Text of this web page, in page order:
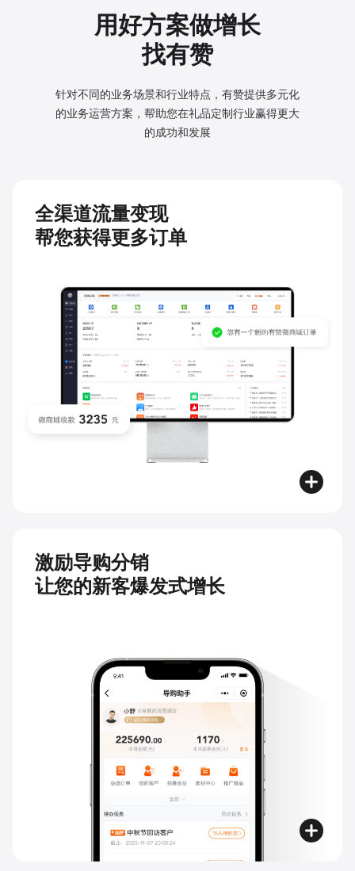
用好方案做增长
找有赞
针对不同的业务场景和行业特点，有赞提供多元化
的业务运营方案，帮助您在礼品定制行业赢得更大
的成功和发展
全渠道流量变现
帮您获得更多订单
激励导购分销
让您的新客爆发式增长